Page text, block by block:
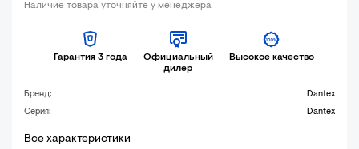
Наличие товара уточняйте у менеджера
Гарантия 3 года
Официальный
дилер
Высокое качество
Бренд:
Dantex
Серия:
Dantex
Все характеристики